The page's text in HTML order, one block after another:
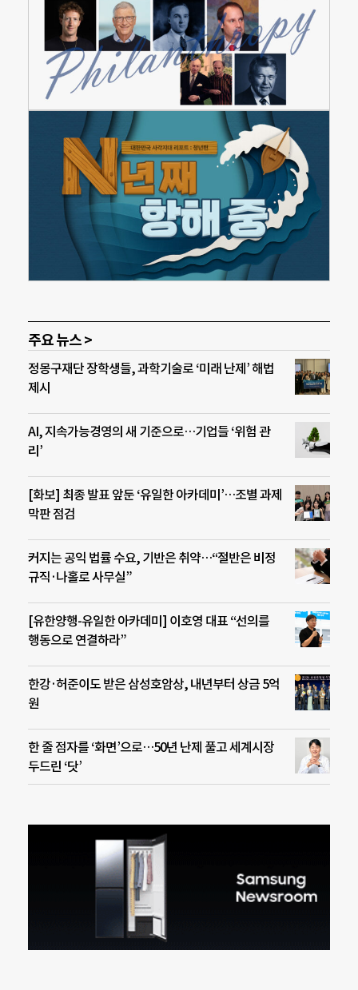
주요 뉴스 >
정몽구재단 장학생들, 과학기술로 ‘미래 난제’ 해법
제시
AI, 지속가능경영의 새 기준으로…기업들 ‘위험 관
리’
[화보] 최종 발표 앞둔 ‘유일한 아카데미’…조별 과제
막판 점검
커지는 공익 법률 수요, 기반은 취약…“절반은 비정
규직·나홀로 사무실”
[유한양행-유일한 아카데미] 이호영 대표 “선의를
행동으로 연결하라”
한강·허준이도 받은 삼성호암상, 내년부터 상금 5억
원
한 줄 점자를 ‘화면’으로…50년 난제 풀고 세계시장
두드린 ‘닷’